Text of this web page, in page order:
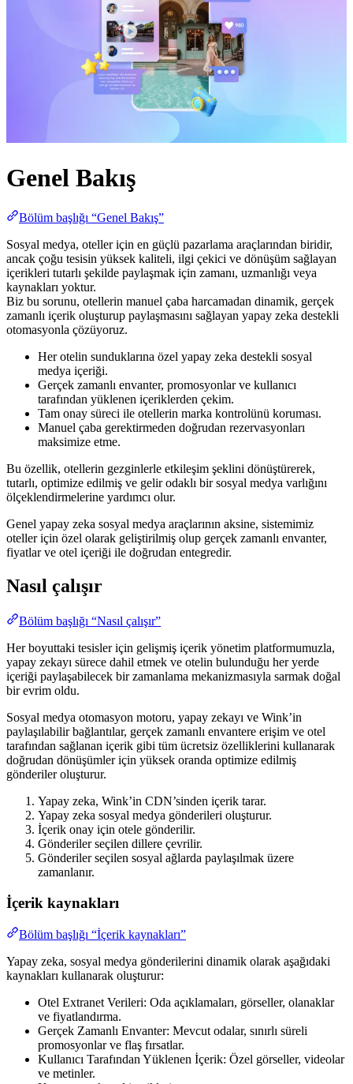
Genel Bakış
Bölüm başlığı “Genel Bakış”
Sosyal medya, oteller için en güçlü pazarlama araçlarından biridir,
ancak çoğu tesisin yüksek kaliteli, ilgi çekici ve dönüşüm sağlayan
içerikleri tutarlı şekilde paylaşmak için zamanı, uzmanlığı veya
kaynakları yoktur.
Biz bu sorunu, otellerin manuel çaba harcamadan dinamik, gerçek
zamanlı içerik oluşturup paylaşmasını sağlayan yapay zeka destekli
otomasyonla çözüyoruz.
Her otelin sunduklarına özel yapay zeka destekli sosyal
medya içeriği.
Gerçek zamanlı envanter, promosyonlar ve kullanıcı
tarafından yüklenen içeriklerden çekim.
Tam onay süreci ile otellerin marka kontrolünü koruması.
Manuel çaba gerektirmeden doğrudan rezervasyonları
maksimize etme.
Bu özellik, otellerin gezginlerle etkileşim şeklini dönüştürerek,
tutarlı, optimize edilmiş ve gelir odaklı bir sosyal medya varlığını
ölçeklendirmelerine yardımcı olur.
Genel yapay zeka sosyal medya araçlarının aksine, sistemimiz
oteller için özel olarak geliştirilmiş olup gerçek zamanlı envanter,
fiyatlar ve otel içeriği ile doğrudan entegredir.
Nasıl çalışır
Bölüm başlığı “Nasıl çalışır”
Her boyuttaki tesisler için gelişmiş içerik yönetim platformumuzla,
yapay zekayı sürece dahil etmek ve otelin bulunduğu her yerde
içeriği paylaşabilecek bir zamanlama mekanizmasıyla sarmak doğal
bir evrim oldu.
Sosyal medya otomasyon motoru, yapay zekayı ve Wink’in
paylaşılabilir bağlantılar, gerçek zamanlı envantere erişim ve otel
tarafından sağlanan içerik gibi tüm ücretsiz özelliklerini kullanarak
doğrudan dönüşümler için yüksek oranda optimize edilmiş
gönderiler oluşturur.
Yapay zeka, Wink’in CDN’sinden içerik tarar.
Yapay zeka sosyal medya gönderileri oluşturur.
İçerik onay için otele gönderilir.
Gönderiler seçilen dillere çevrilir.
Gönderiler seçilen sosyal ağlarda paylaşılmak üzere
zamanlanır.
İçerik kaynakları
Bölüm başlığı “İçerik kaynakları”
Yapay zeka, sosyal medya gönderilerini dinamik olarak aşağıdaki
kaynakları kullanarak oluşturur:
Otel Extranet Verileri: Oda açıklamaları, görseller, olanaklar
ve fiyatlandırma.
Gerçek Zamanlı Envanter: Mevcut odalar, sınırlı süreli
promosyonlar ve flaş fırsatlar.
Kullanıcı Tarafından Yüklenen İçerik: Özel görseller, videolar
ve metinler.